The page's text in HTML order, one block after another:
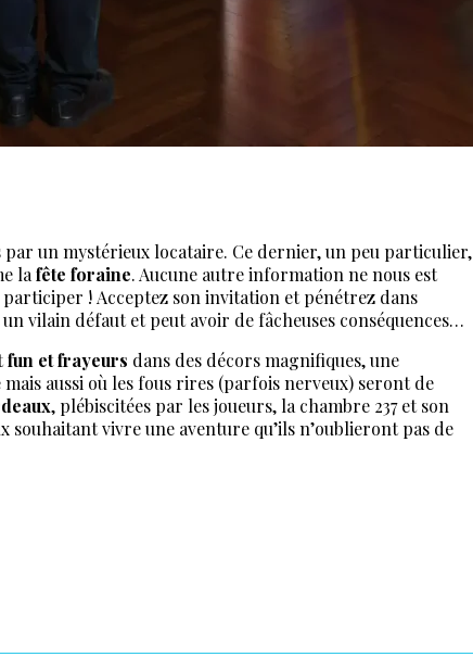
un mystérieux locataire. Ce dernier, un peu particulier,
lafête foraine. Aucune autre information ne nous est
participer ! Acceptez son invitation et pénétrez dans
vilain défaut et peut avoir de fâcheuses conséquences…
fun et frayeurs dans des décors magnifiques, une
aussi où les fous rires (parfois nerveux) seront de
, plébiscitées par les joueurs, la chambre 237 et son
souhaitant vivre une aventure qu’ils n’oublieront pas de